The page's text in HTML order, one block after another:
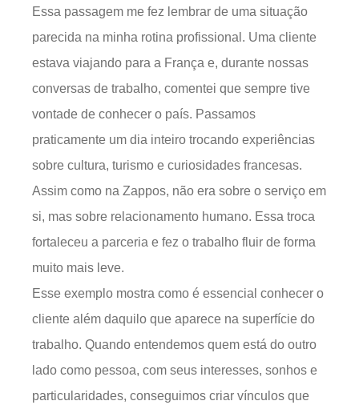
Essa passagem me fez lembrar de uma situação
parecida na minha rotina profissional. Uma cliente
estava viajando para a França e, durante nossas
conversas de trabalho, comentei que sempre tive
vontade de conhecer o país. Passamos
praticamente um dia inteiro trocando experiências
sobre cultura, turismo e curiosidades francesas.
Assim como na Zappos, não era sobre o serviço em
si, mas sobre relacionamento humano. Essa troca
fortaleceu a parceria e fez o trabalho fluir de forma
muito mais leve.
Esse exemplo mostra como é essencial conhecer o
cliente além daquilo que aparece na superfície do
trabalho. Quando entendemos quem está do outro
lado como pessoa, com seus interesses, sonhos e
particularidades, conseguimos criar vínculos que